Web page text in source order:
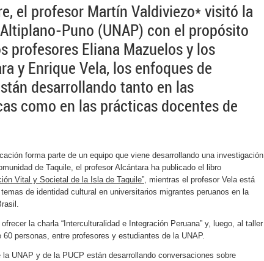
el profesor Martín Valdiviezo* visitó la
Puno (UNAP) con el propósito
profesores Eliana Mazuelos y los
y Enrique Vela, los enfoques de
desarrollando tanto en las
como en las prácticas docentes de
forma parte de un equipo que viene desarrollando una investigación
de Taquile, el profesor Alcántara ha publicado el libro
Vital y Societal de la Isla de Taquile”, mientras el profesor Vela está
de identidad cultural en universitarios migrantes peruanos en la
la charla “Interculturalidad e Integración Peruana” y, luego, al taller
60 personas, entre profesores y estudiantes de la UNAP.
UNAP y de la PUCP están desarrollando conversaciones sobre